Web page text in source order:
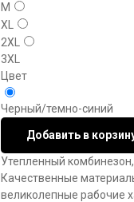
M
XL
2XL
3XL
Цвет
Черный/темно-синий
Добавить в
Утепленный
Качественные
великолепные рабочие